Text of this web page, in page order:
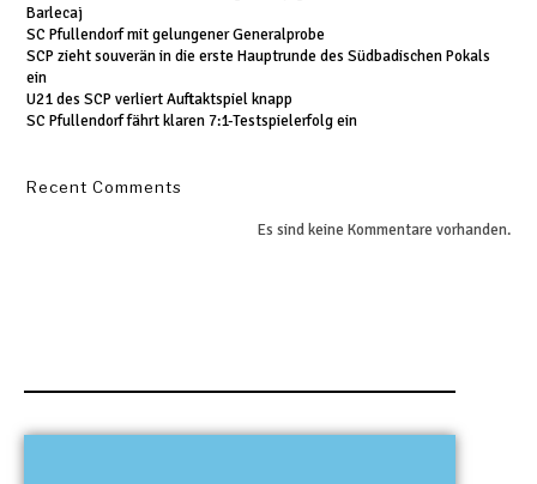
Barlecaj
SC Pfullendorf mit gelungener Generalprobe
SCP zieht souverän in die erste Hauptrunde des Südbadischen Pokals
ein
U21 des SCP verliert Auftaktspiel knapp
SC Pfullendorf fährt klaren 7:1-Testspielerfolg ein
Recent Comments
Es sind keine Kommentare vorhanden.